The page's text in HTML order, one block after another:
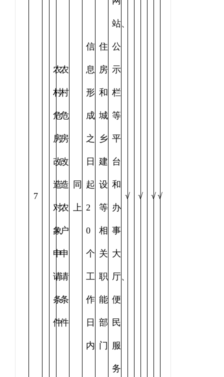
7
农
村
危
房
改
造
对
象
申
请
条
件
农
村
危
房
改
造
农
户
申
请
条
件
同
上
信
息
形
成
之
日
起
2
0
个
工
作
日
内
住
房
和
城
乡
建
设
等
相
关
职
能
部
门
站、
公
示
栏
等
平
台
和
办
事
大
厅、
便
民
服
务
√ √ √√